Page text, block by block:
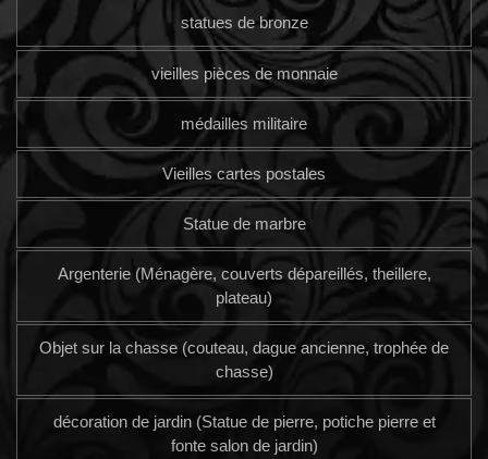
statues de bronze
vieilles pièces de monnaie
médailles militaire
Vieilles cartes postales
Statue de marbre
Argenterie (Ménagère, couverts dépareillés, theillere,
plateau)
Objet sur la chasse (couteau, dague ancienne, trophée de
chasse)
décoration de jardin (Statue de pierre, potiche pierre et
fonte salon de jardin)